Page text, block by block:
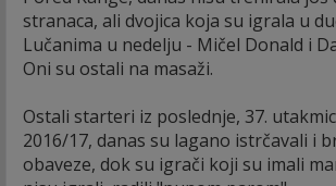
stranaca, ali dvojica koja su igrala u
Lučanima u nedelju - Mičel Donald i
Oni su ostali na masaži.
Ostali starteri iz poslednje, 37.
2016/17, danas su lagano istrčavali i
obaveze, dok su igrači koji su imali